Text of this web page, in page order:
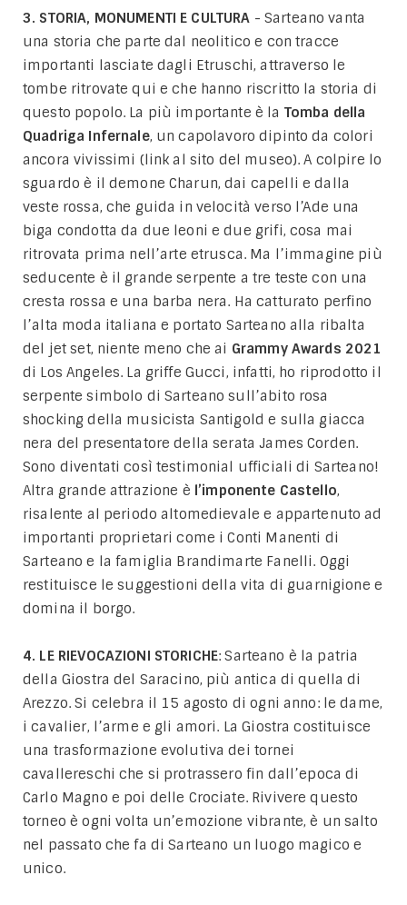
3. STORIA, MONUMENTI E CULTURA - Sarteano vanta
una storia che parte dal neolitico e con tracce
importanti lasciate dagli Etruschi, attraverso le
tombe ritrovate qui e che hanno riscritto la storia di
questo popolo. La più importante è la Tomba della
Quadriga Infernale, un capolavoro dipinto da colori
ancora vivissimi (link al sito del museo). A colpire lo
sguardo è il demone Charun, dai capelli e dalla
veste rossa, che guida in velocità verso l’Ade una
biga condotta da due leoni e due grifi, cosa mai
ritrovata prima nell’arte etrusca. Ma l’immagine più
seducente è il grande serpente a tre teste con una
cresta rossa e una barba nera. Ha catturato perfino
l’alta moda italiana e portato Sarteano alla ribalta
del jet set, niente meno che ai Grammy Awards 2021
di Los Angeles. La griffe Gucci, infatti, ho riprodotto il
serpente simbolo di Sarteano sull’abito rosa
shocking della musicista Santigold e sulla giacca
nera del presentatore della serata James Corden.
Sono diventati così testimonial ufficiali di Sarteano!
Altra grande attrazione è l’imponente Castello,
risalente al periodo altomedievale e appartenuto ad
importanti proprietari come i Conti Manenti di
Sarteano e la famiglia Brandimarte Fanelli. Oggi
restituisce le suggestioni della vita di guarnigione e
domina il borgo.
4. LE RIEVOCAZIONI STORICHE: Sarteano è la patria
della Giostra del Saracino, più antica di quella di
Arezzo. Si celebra il 15 agosto di ogni anno: le dame,
i cavalier, l’arme e gli amori. La Giostra costituisce
una trasformazione evolutiva dei tornei
cavallereschi che si protrassero fin dall’epoca di
Carlo Magno e poi delle Crociate. Rivivere questo
torneo è ogni volta un’emozione vibrante, è un salto
nel passato che fa di Sarteano un luogo magico e
unico.